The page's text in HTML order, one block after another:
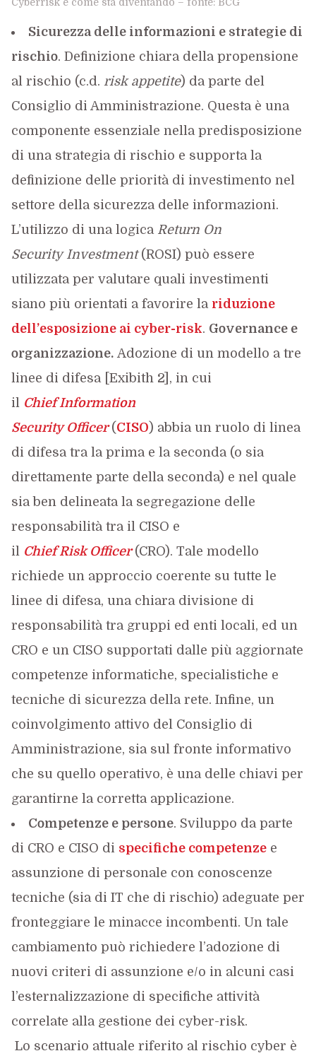
Sicurezza delle informazioni e strategie di
rischio. Definizione chiara della propensione
al rischio (c.d. risk appetite) da parte del
Consiglio di Amministrazione. Questa è una
componente essenziale nella predisposizione
di una strategia di rischio e supporta la
definizione delle priorità di investimento nel
settore della sicurezza delle informazioni.
L’utilizzo di una logica Return On
Security Investment(ROSI) può essere
utilizzata per valutare quali investimenti
siano più orientati a favorire la riduzione
dell’esposizione ai cyber-risk. Governance e
organizzazione.Adozione di un modello a tre
linee di difesa [Exibith 2], in cui
il ChiefInformation
Security Officer(CISO) abbia un ruolo di linea
di difesa tra la prima e la seconda (o sia
direttamente parte della seconda) e nel quale
sia ben delineata la segregazione delle
responsabilità tra il CISO e
il ChiefRisk Officer(CRO). Tale modello
richiede un approccio coerente su tutte le
linee di difesa, una chiara divisione di
responsabilità tra gruppi ed enti locali, ed un
CRO e un CISO supportati dalle più aggiornate
competenze informatiche, specialistiche e
tecniche di sicurezza della rete. Infine, un
coinvolgimento attivo del Consiglio di
Amministrazione, sia sul fronte informativo
che su quello operativo, è una delle chiavi per
garantirne la corretta applicazione.
Competenze e persone. Sviluppo da parte
di CRO e CISO di specifiche competenzee
assunzione di personale con conoscenze
tecniche (sia di IT che di rischio) adeguate per
fronteggiare le minacce incombenti. Un tale
cambiamento può richiedere l’adozione di
nuovi criteri di assunzione e/o in alcuni casi
l’esternalizzazione di specifiche attività
correlate alla gestione dei cyber-risk.
Lo scenario attuale riferito al rischio cyber è